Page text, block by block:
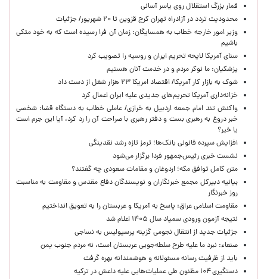
قمار بزرگ استقلال روی یاسر آسانی
محدودیت تردد در آزادراه تهران کرج قزوین تا ۲۰ شهریور/ جزئیات
وزیر امور خارجه خطاب به همسایگان: زمان آن فرا رسیده است که به خود متکی
باشیم
سنای آمریکا لایحه تحریم ایران و روسیه را تصویب کرد
پزشکیان: ما نوکر مردم و در خدمت آنان هستیم
شوک به بازار کار آمریکا/ اقتصاد امریکا ۲۳ هزار شغل از دست داد
خزانه‌داری آمریکا تحریم‌های جدیدی علیه ایران اعمال کرد
واکنش تند امام جمعه اردبیل به خرازی/ عاملی خطاب به دستگاه قضا: شخصی
خبر دروغ به رهبری بست و دفتر رهبری با صراحت آن را رد کرد، آیا این جرم است
یا خیر؟
افزایش سپرده قانونی بانک‌ها؛ ترمز تازه رشد نقدینگی
نشست خبری رئیس‌جمهور فردا برگزار می‌شود
متن کامل توافق مکه؛ اردوغان و مقامات سعودی چه گفتند؟
بیانیه دبیرکل مجمع خبرنگاران و نویسندگان دفاع مقدس و مقاومت به مناسبت
روز خبرنگار
مقاومت اسلامی عراق: پاسخ به آمریکا و عربستان را به تعویق انداختیم
نتیجه آزمون ورودی سمپاد سال ۱۴۰۵ اعلام شد
جزئیات جدید از انتقال نجومی گزینه پرسپولیس به نساجی
صنعاء: نبرد ما علیه طرح سلطه‌جویی عربستان است، نه مردم جنوب یمن
باید از ظرفیت رسانه مسئولانه و هوشمندانه بهره گرفت
دستگیری ۱۰۴ مظنون طی عملیات‌هایی علیه داعش در ترکیه